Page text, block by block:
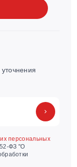
персональных
ФЗ "О